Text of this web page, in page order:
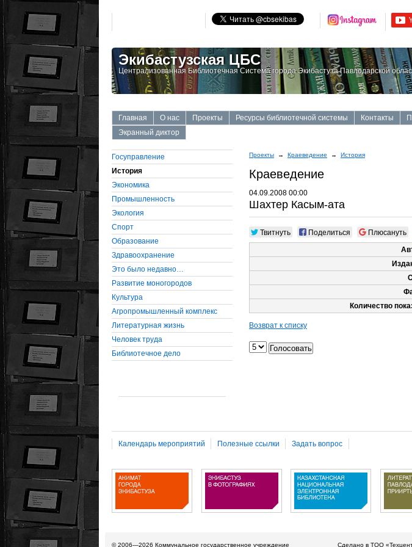
Экибастузская ЦБС
Централизованная Библиотечная Система города Экибастуза Павлодарской
Главная О нас Проекты Ресурсы библиотечной системы Контакты
Экранный диктор
Госуправление
История
Экономика
Промышленность
Экология
Cпорт
Образование
Здравоохранение
Это было недавно…
Развитие моногородов
Культура
Агропромышленный комплекс
Литературная жизнь
Человек труда
Библиотечное дело
Проекты → Краеведение → История
Краеведение
04.09.2008 00:00
Шахтер Касым-ата
Твитнуть Поделиться Плюсануть
Количество
Возврат к списку
Календарь мероприятий Полезные ссылки Задать вопрос
© 2006—2026 Коммунальное государственное учреждение Сделано в ТОО